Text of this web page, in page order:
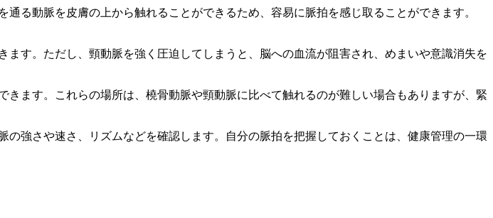
通る動脈を皮膚の上から触れることができるため、容易に脈拍を感じ取ることができます。
ます。 ただし、頸動脈を強く圧迫してしまうと、脳への血流が阻害され、めまいや意識消失を
ます。これらの場所は、橈骨動脈や頸動脈に比べて触れるのが難しい場合もありますが、緊
強さや速さ、リズムなどを確認します。
自分の脈拍を把握しておくことは、健康管理の一環